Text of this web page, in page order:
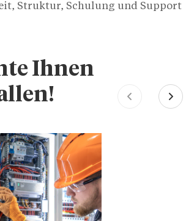
Struktur, Schulung und Support
Ihnen